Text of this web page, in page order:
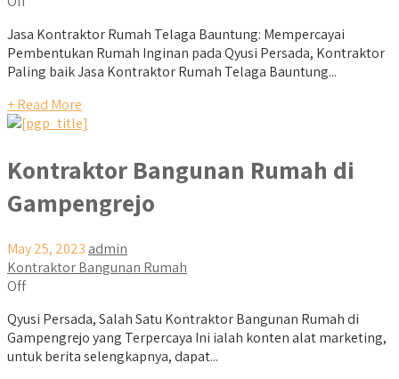
Jasa Kontraktor Rumah Telaga Bauntung: Mempercayai
Pembentukan Rumah Inginan pada Qyusi Persada, Kontraktor
Paling baik Jasa Kontraktor Rumah Telaga Bauntung...
+ Read More
Kontraktor Bangunan Rumah di
Gampengrejo
May 25, 2023 admin
Kontraktor Bangunan Rumah
Off
Qyusi Persada, Salah Satu Kontraktor Bangunan Rumah di
Gampengrejo yang Terpercaya Ini ialah konten alat marketing,
untuk berita selengkapnya, dapat...